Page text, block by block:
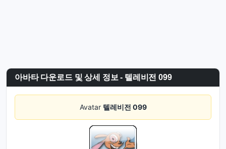
아바타 다운로드 및 상세 정보 - 텔레비전 099
Avatar 텔레비전 099